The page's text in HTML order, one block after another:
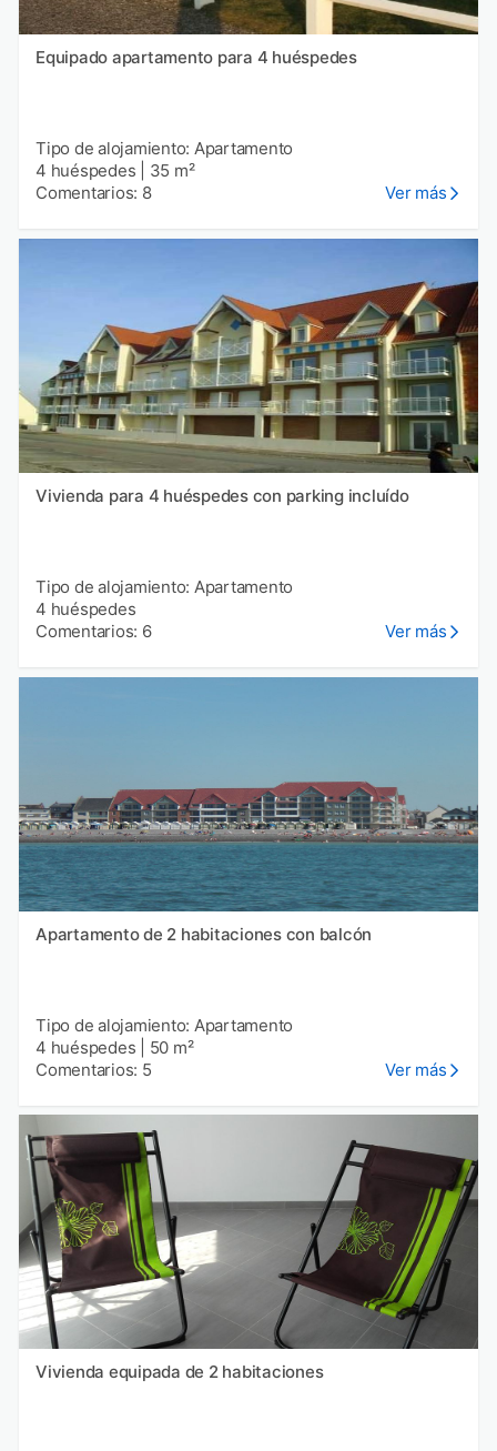
Equipado apartamento para 4 huéspedes
Tipo de alojamiento: Apartamento
4 huéspedes
35 m²
Comentarios: 8
Ver más
Vivienda para 4 huéspedes con parking incluído
Tipo de alojamiento: Apartamento
4 huéspedes
Comentarios: 6
Ver más
Apartamento de 2 habitaciones con balcón
Tipo de alojamiento: Apartamento
4 huéspedes
50 m²
Comentarios: 5
Ver más
Vivienda equipada de 2 habitaciones